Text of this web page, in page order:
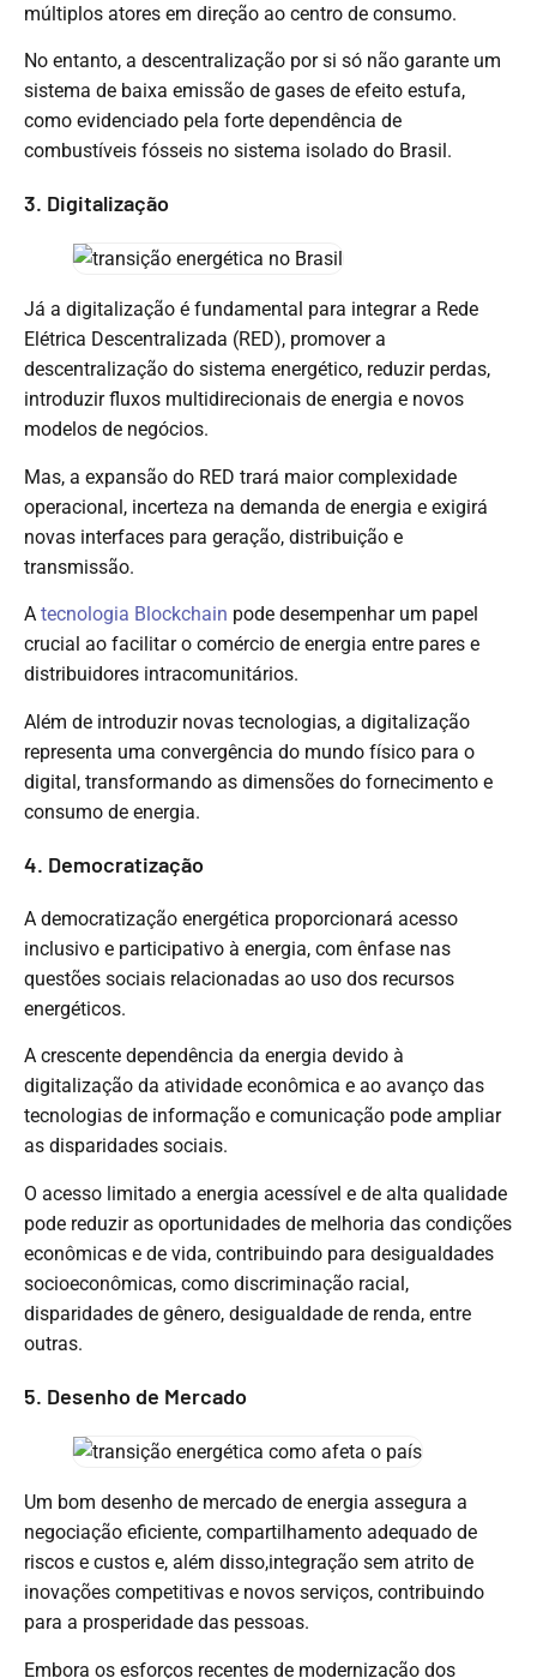
múltiplos atores em direção ao centro de consumo.
No entanto, a descentralização por si só não garante um
sistema de baixa emissão de gases de efeito estufa,
como evidenciado pela forte dependência de
combustíveis fósseis no sistema isolado do Brasil.
3. Digitalização
Já a digitalização é fundamental para integrar a Rede
Elétrica Descentralizada (RED), promover a
descentralização do sistema energético, reduzir perdas,
introduzir fluxos multidirecionais de energia e novos
modelos de negócios.
Mas, a expansão do RED trará maior complexidade
operacional, incerteza na demanda de energia e exigirá
novas interfaces para geração, distribuição e
transmissão.
A tecnologia Blockchain pode desempenhar um papel
crucial ao facilitar o comércio de energia entre pares e
distribuidores intracomunitários.
Além de introduzir novas tecnologias, a digitalização
representa uma convergência do mundo físico para o
digital, transformando as dimensões do fornecimento e
consumo de energia.
4. Democratização
A democratização energética proporcionará acesso
inclusivo e participativo à energia, com ênfase nas
questões sociais relacionadas ao uso dos recursos
energéticos.
A crescente dependência da energia devido à
digitalização da atividade econômica e ao avanço das
tecnologias de informação e comunicação pode ampliar
as disparidades sociais.
O acesso limitado a energia acessível e de alta qualidade
pode reduzir as oportunidades de melhoria das condições
econômicas e de vida, contribuindo para desigualdades
socioeconômicas, como discriminação racial,
disparidades de gênero, desigualdade de renda, entre
outras.
5. Desenho de Mercado
Um bom desenho de mercado de energia assegura a
negociação eficiente, compartilhamento adequado de
riscos e custos e, além disso,integração sem atrito de
inovações competitivas e novos serviços, contribuindo
para a prosperidade das pessoas.
Embora os esforços recentes de modernização dos